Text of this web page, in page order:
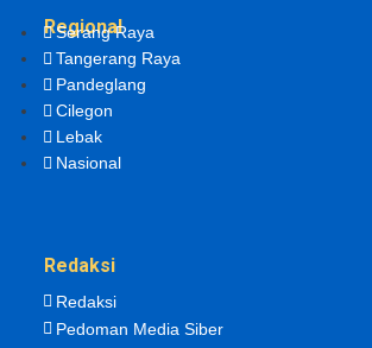
Regional
Serang Raya
Tangerang Raya
Pandeglang
Cilegon
Lebak
Nasional
Redaksi
Redaksi
Pedoman Media Siber